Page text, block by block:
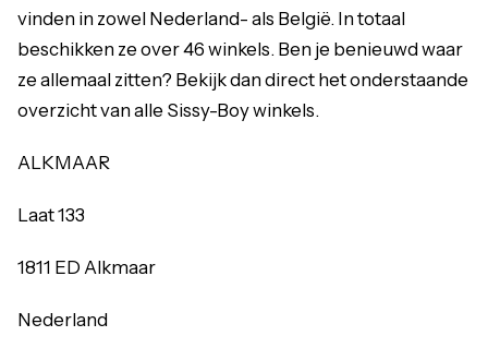
vinden in zowel Nederland- als België. In totaal
beschikken ze over 46 winkels. Ben je benieuwd waar
ze allemaal zitten? Bekijk dan direct het onderstaande
overzicht van alle Sissy-Boy winkels.
ALKMAAR
Laat 133
1811 ED Alkmaar
Nederland